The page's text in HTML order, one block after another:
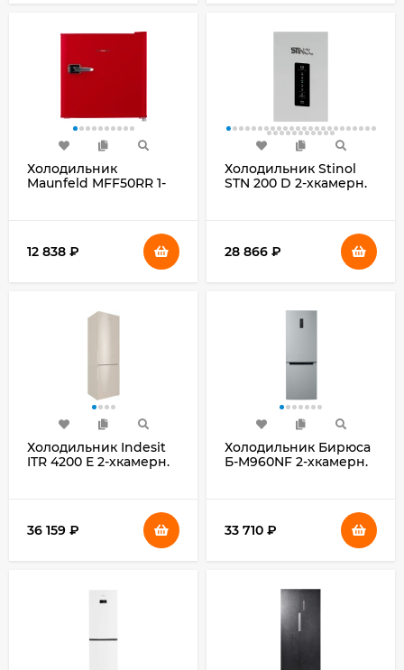
Холодильник
Maunfeld MFF50RR 1-
12 838 ₽
Холодильник Stinol
STN 200 D 2-хкамерн.
28 866 ₽
Холодильник Indesit
ITR 4200 E 2-хкамерн.
36 159 ₽
Холодильник Бирюса
Б-M960NF 2-хкамерн.
33 710 ₽